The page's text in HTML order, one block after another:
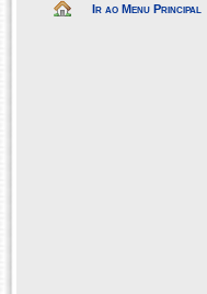
Ir ao Menu Principal